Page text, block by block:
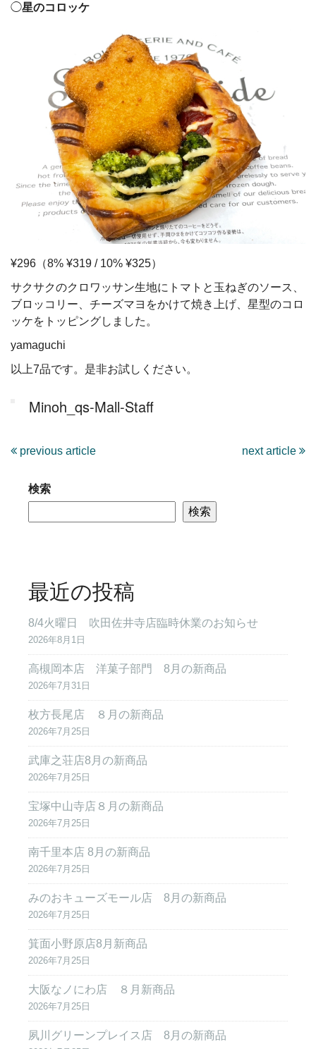
◯星のコロッケ
¥296（8% ¥319 / 10% ¥325）
サクサクのクロワッサン生地にトマトと玉ねぎのソース、
ブロッコリー、チーズマヨをかけて焼き上げ、星型のコロ
ッケをトッピングしました。
yamaguchi
以上7品です。是非お試しください。
Minoh_qs-Mall-Staff
previous article next article
検索
検索
最近の投稿
8/4火曜日 吹田佐井寺店臨時休業のお知らせ
2026年8月1日
高槻岡本店 洋菓子部門 8月の新商品
2026年7月31日
枚方長尾店 ８月の新商品
2026年7月25日
武庫之荘店8月の新商品
2026年7月25日
宝塚中山寺店８月の新商品
2026年7月25日
南千里本店 8月の新商品
2026年7月25日
みのおキューズモール店 8月の新商品
2026年7月25日
箕面小野原店8月新商品
2026年7月25日
大阪なノにわ店 ８月新商品
2026年7月25日
夙川グリーンプレイス店 8月の新商品